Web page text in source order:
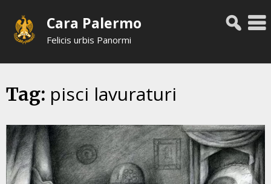
content
Cara Palermo
Felicis urbis Panormi
Tag: pisci lavuraturi